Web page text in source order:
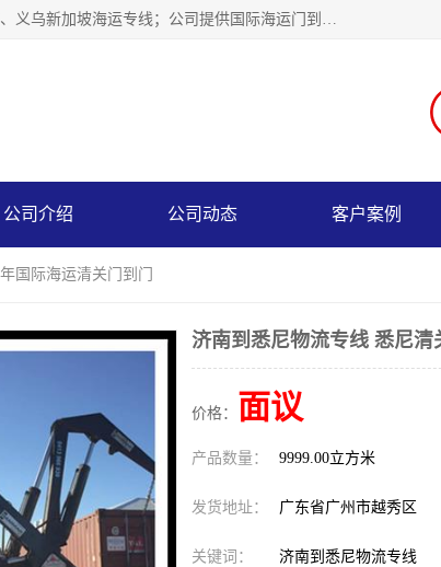
广州乐风国际货运代理有限公司主要从事：义乌新加坡物流、广州到菲律宾拼箱、义乌新加坡海运专线；公司提供国际海运门到门一条龙服务，目前开通的国际海运线路有：澳大利亚国际海运双清到门、美国国际海运双清到门、加拿大国际海运双清到门、新西兰国际海运双清到门等等。以上线路，客户的无论是发小散货拼箱或者包柜发运，我们均可以提供一条龙到门服务，乐风公司有着8年的国际货运到门经验。
公司介绍 公司动态 客户案例
国际海运清关门到门
济南到悉尼物流专线 悉尼清
价格： 面议
产品数量： 9999.00立方米
发货地址： 广东省广州市越秀区
关键词： 济南到悉尼物流专线